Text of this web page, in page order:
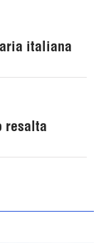
italiana
resalta